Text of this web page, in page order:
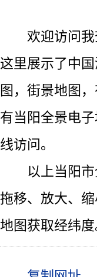
欢迎访问我
这里展示了中
图，街景地图
有当阳全景电
线访问。
以上当阳
拖移、放大、
地图获取经纬度